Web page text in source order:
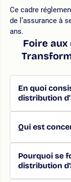
Ce cadre
de l’assurance à
ans.
Foire
En quoi
distribution
Qui est
Pourquoi se
distribution